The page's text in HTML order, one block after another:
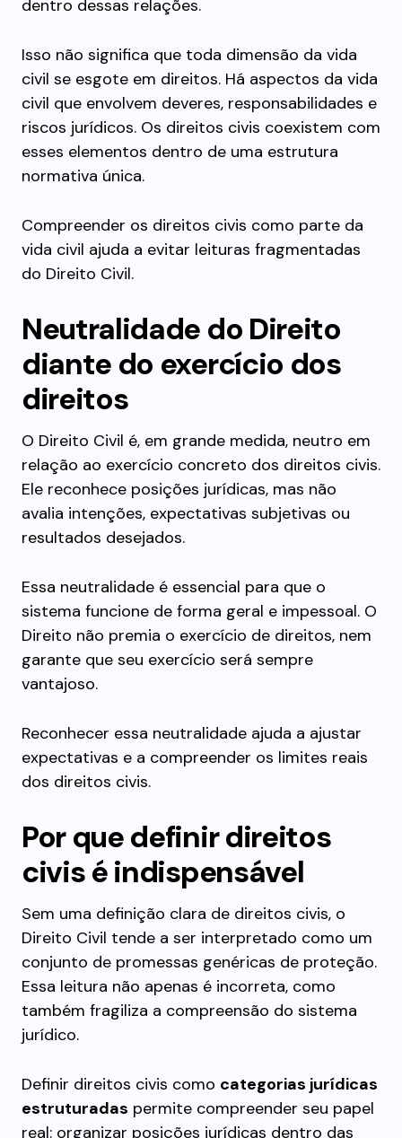
dentro dessas relações.
Isso não significa que toda dimensão da vida
civil se esgote em direitos. Há aspectos da vida
civil que envolvem deveres, responsabilidades e
riscos jurídicos. Os direitos civis coexistem com
esses elementos dentro de uma estrutura
normativa única.
Compreender os direitos civis como parte da
vida civil ajuda a evitar leituras fragmentadas
do Direito Civil.
Neutralidade do Direito
diante do exercício dos
direitos
O Direito Civil é, em grande medida, neutro em
relação ao exercício concreto dos direitos civis.
Ele reconhece posições jurídicas, mas não
avalia intenções, expectativas subjetivas ou
resultados desejados.
Essa neutralidade é essencial para que o
sistema funcione de forma geral e impessoal. O
Direito não premia o exercício de direitos, nem
garante que seu exercício será sempre
vantajoso.
Reconhecer essa neutralidade ajuda a ajustar
expectativas e a compreender os limites reais
dos direitos civis.
Por que definir direitos
civis é indispensável
Sem uma definição clara de direitos civis, o
Direito Civil tende a ser interpretado como um
conjunto de promessas genéricas de proteção.
Essa leitura não apenas é incorreta, como
também fragiliza a compreensão do sistema
jurídico.
Definir direitos civis como categorias jurídicas
estruturadas permite compreender seu papel
real: organizar posições jurídicas dentro das